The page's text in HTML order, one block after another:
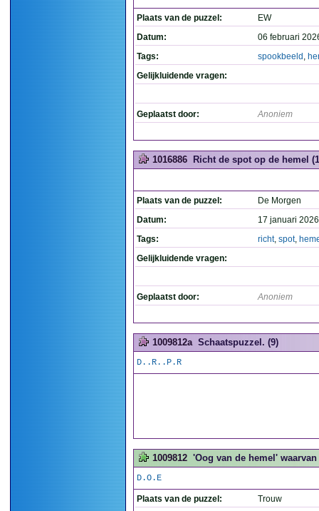
Plaats van de puzzel:
EW
Datum:
06 februari
Tags:
spookbeeld ,
Gelijkluidende vragen:
Geplaatst door: Anoniem
1016886 Richt de spot op de hemel
Plaats van de puzzel:
De Morgen
Datum:
17 januari
Tags:
richt, spot,
Gelijkluidende vragen:
Geplaatst door: Anoniem
1009812a Schaatspuzzel. (9)
D..R..P.R
1009812 'Oog van de hemel'
D.O.E
Plaats van de puzzel:
Trouw